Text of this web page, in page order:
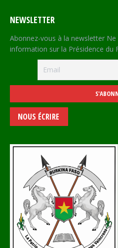
NEWSLETTER
Abonnez-vous à la newsletter
information sur la Présidence du
NOUS ÉCRIRE